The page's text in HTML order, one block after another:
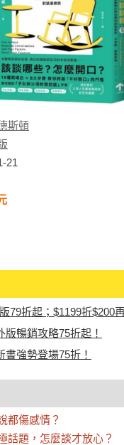
斯頓
21
79折起；$1199折$200
版暢銷攻略75折起！
書強勢登場75折！
都傷感情？
話題，怎麼談才放心？